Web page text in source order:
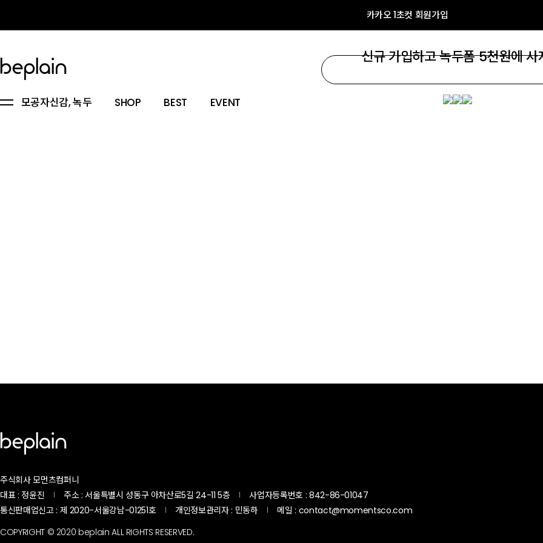
카카오 1초컷 회원가입
모공자신감, 녹두 SHOP BEST EVENT
신규 가입하고 녹두폼 5천원에 사
주식회사 모먼츠컴퍼니
대표 : 정윤진
| 주소 : 서울특별시 성동구 아차산로5길 24-11 5층 | 사업자등록번호 : 842-86-01047
통신판매업신고 : 제 2020-서울강남-01251호
| 개인정보관리자 : 민동하 |
메일 : contact@momentsco.com
COPYRIGHT © 2020 beplain ALL RIGHTS RESERVED.